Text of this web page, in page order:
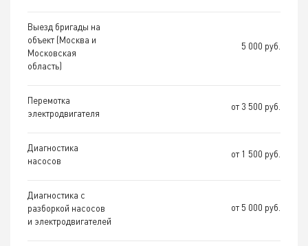
Выезд бригады на
объект (Москва и
Московская
область)
5 000 руб.
Перемотка
электродвигателя
от 3 500 руб.
Диагностика
насосов
от 1 500 руб.
Диагностика с
разборкой насосов
и электродвигателей
от 5 000 руб.